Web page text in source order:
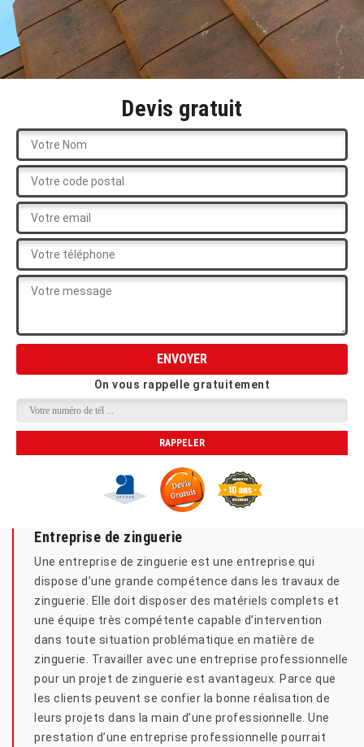
Devis gratuit
On vous rappelle gratuitement
Entreprise de zinguerie
Une entreprise de zinguerie est une entreprise qui
dispose d’une grande compétence dans les travaux de
zinguerie. Elle doit disposer des matériels complets et
une équipe très compétente capable d’intervention
dans toute situation problématique en matière de
zinguerie. Travailler avec une entreprise professionnelle
pour un projet de zinguerie est avantageux. Parce que
les clients peuvent se confier la bonne réalisation de
leurs projets dans la main d’une professionnelle. Une
prestation d’une entreprise professionnelle pourrait